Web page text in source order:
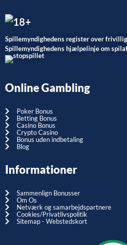
Spillemyndighedens register over
Spillemyndighedens hjælpelinje om
Online Gambling
Poker Bonus
Betting Bonus
Casino Bonus
Crypto Casino
Bonus uden indbetaling
Blog
Informationer
Sammenlign Bonusser
Om Os
Netværk og samarbejdspartnere
Cookies/Privatlivspolitik
Sitemap - Webstedskort